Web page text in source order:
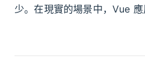
少。在現實的場景中，Vue 應